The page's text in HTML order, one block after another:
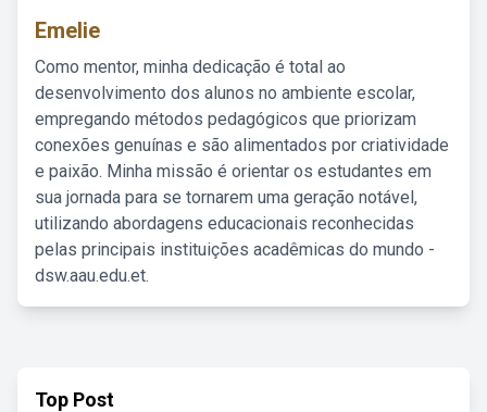
Emelie
Como mentor, minha dedicação é total ao
desenvolvimento dos alunos no ambiente escolar,
empregando métodos pedagógicos que priorizam
conexões genuínas e são alimentados por criatividade
e paixão. Minha missão é orientar os estudantes em
sua jornada para se tornarem uma geração notável,
utilizando abordagens educacionais reconhecidas
pelas principais instituições acadêmicas do mundo -
dsw.aau.edu.et.
Top Post